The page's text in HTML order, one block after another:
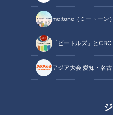
me:tone（ミートーン）
「ビートルズ」とCBC
アジア大会 愛知・名古